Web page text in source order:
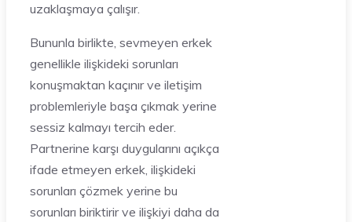
uzaklaşmaya çalışır.
Bununla birlikte, sevmeyen erkek
genellikle ilişkideki sorunları
konuşmaktan kaçınır ve iletişim
problemleriyle başa çıkmak yerine
sessiz kalmayı tercih eder.
Partnerine karşı duygularını açıkça
ifade etmeyen erkek, ilişkideki
sorunları çözmek yerine bu
sorunları biriktirir ve ilişkiyi daha da